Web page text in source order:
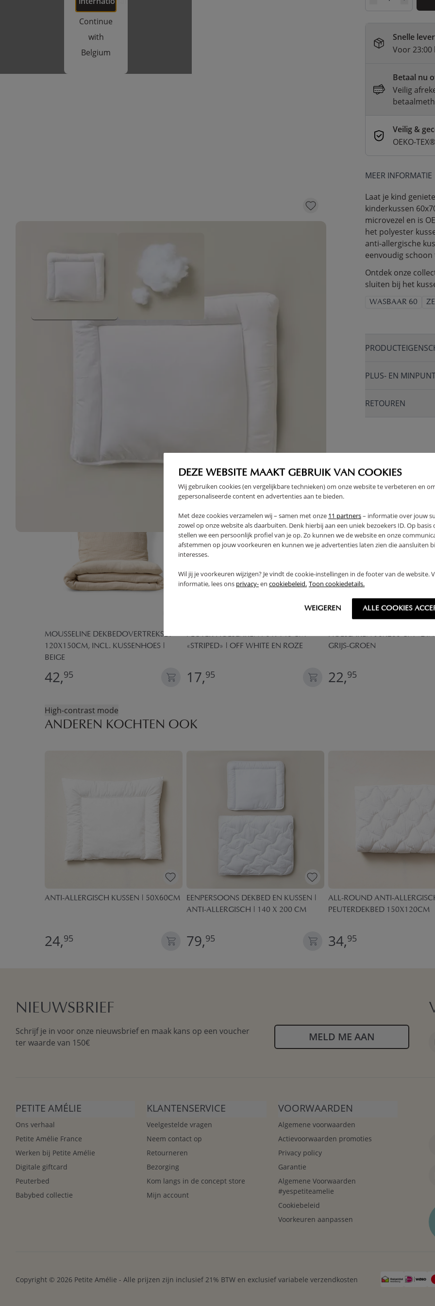
DEZE WEBSITE MAAKT GEBRUIK VAN COOKIES
Wij gebruiken cookies (en vergelijkbare technieken) om onze website te verbeteren en
gepersonaliseerde content en advertenties aan te bieden.
Met deze cookies verzamelen wij – samen met onze 11 partners– informatie over jouw
zowel op onze website als daarbuiten. Denk hierbij aan een uniek bezoekers ID. Op basis
stellen we een persoonlijk profiel van je op. Zo kunnen we de website en onze
afstemmen op jouw voorkeuren en kunnen we je advertenties laten zien die aansluiten
interesses.
Wil jij je voorkeuren wijzigen? Je vindt de cookie-instellingen in de footer van de website.
informatie, lees ons privacy-en cookiebeleid. Toon cookiedetails.
WEIGEREN ALLE COOKIES
Continue
with
Belgium
Aantal
Snelle
Voor 23:00
Betaal nu
Veilig
Veilig &
OEKO-
MEER INFORMATIE
Laat je kind
kinderkussen
microvezel en is
het polyester
anti-allergische
eenvoudig schoon
Ontdek onze
sluiten bij het
WASBAAR 60
PLUS- EN
RETOUREN
VAAK SAMEN GEKOCHT
MOUSSELINE DEKBEDOVERTREKSET
120X150CM, INCL. KUSSENHOES |
BEIGE
42,95
PEUTER HOESLAKEN 70 X 140 CM
«STRIPED» | OFF WHITE EN ROZE
17,95
HOESLAKEN 90X200 CM
GRIJS-GROEN
22,95
High-contrast mode
ANDEREN KOCHTEN OOK
ANTI-ALLERGISCH KUSSEN | 50X60CM
24,95
EENPERSOONS DEKBED EN KUSSEN |
ANTI-ALLERGISCH | 140 X 200 CM
79,95
ALL-ROUND ANTI-
PEUTERDEKBED 150X120CM
34,95
NIEUWSBRIEF
Schrijf je in voor onze nieuwsbrief en maak kans op een voucher
ter waarde van 150€
MELD ME AAN
PETITE AMÉLIE
Ons verhaal
Petite Amélie France
Werken bij Petite Amélie
Digitale giftcard
Peuterbed
Babybed collectie
KLANTENSERVICE
Veelgestelde vragen
Neem contact op
Retourneren
Bezorging
Kom langs in de concept store
Mijn account
VOORWAARDEN
Algemene voorwaarden
Actievoorwaarden promoties
Privacy policy
Garantie
Algemene Voorwaarden
#yespetiteamelie
Cookiebeleid
Voorkeuren aanpassen
Copyright © 2026 Petite Amélie - Alle prijzen zijn inclusief 21% BTW en exclusief variabele verzendkosten